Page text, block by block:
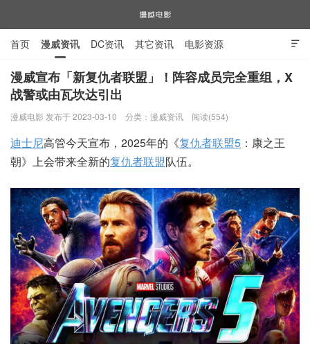
漫威电影

首页 漫威资讯 DC资讯 其它资讯 电影资源
电视剧资源 漫威图片
漫威宣布「新复仇者联盟」！阵容成员完全重组，X
战警或由瓦坎达引出
漫威电影 发布于 2023-03-10 分类： 漫威资讯 阅读(554)
迪士尼高管今天宣布，2025年的《复仇者联盟5 ：康之王
朝》上会带来全新的复仇者联盟队伍。